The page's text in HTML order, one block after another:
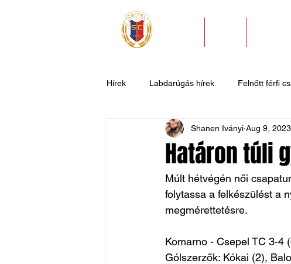
Hírek Labdarúgás hírek Felnőtt férfi
U9 U7 Evezős hírek
Csepel SC II Általános hírek
Határon túli
Shanen Iványi Aug 9, 2023
Múlt hétvégén női
folytassa a felkészülést a
megmérettetésre.
Komarno - Csepel TC 3-4
Gólszerzők: Kókai (2),